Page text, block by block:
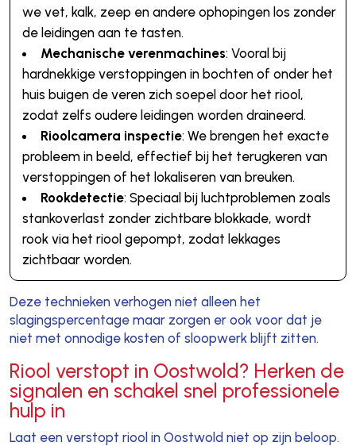
we vet, kalk, zeep en andere ophopingen los zonder
de leidingen aan te tasten.
Mechanische verenmachines: Vooral bij
hardnekkige verstoppingen in bochten of onder het
huis buigen de veren zich soepel door het riool,
zodat zelfs oudere leidingen worden draineerd.
Rioolcamera inspectie: We brengen het exacte
probleem in beeld, effectief bij het terugkeren van
verstoppingen of het lokaliseren van breuken.
Rookdetectie: Speciaal bij luchtproblemen zoals
stankoverlast zonder zichtbare blokkade, wordt
rook via het riool gepompt, zodat lekkages
zichtbaar worden.
Deze technieken verhogen niet alleen het
slagingspercentage maar zorgen er ook voor dat je
niet met onnodige kosten of sloopwerk blijft zitten.
Riool verstopt in Oostwold? Herken de
signalen en schakel snel professionele
hulp in
Laat een verstopt riool in Oostwold niet op zijn beloop.